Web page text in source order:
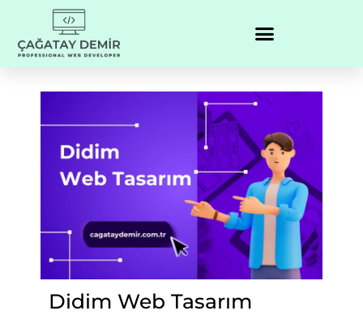
Didim Web Tasarım